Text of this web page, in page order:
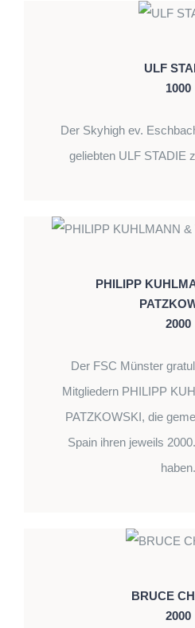
ULF
1000
Der Skyhigh ev.
geliebten ULF STADIE
PHILIPP
2000
Der FSC Münster
Mitgliedern PHILIPP
PATZKOWSKI, die
Spain ihren jeweils
haben.
BRUCE
2000